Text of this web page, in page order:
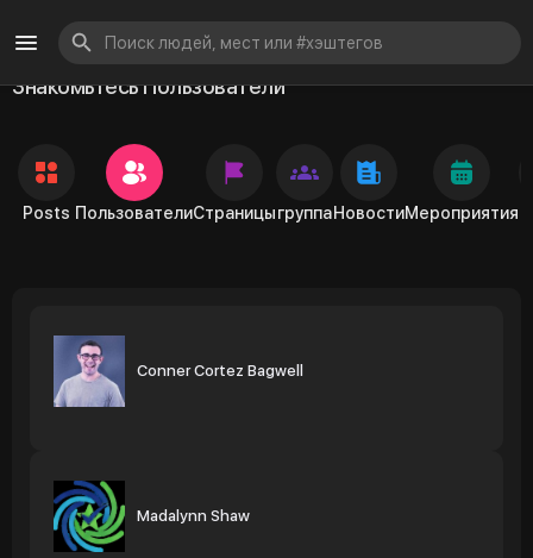
Знакомьтесь Пользователи
Posts ПользователиСтраницыгруппаНовостиМероприятия
Conner Cortez Bagwell
Madalynn Shaw